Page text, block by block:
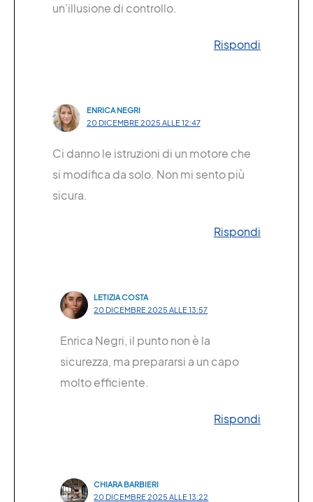
un’illusione di controllo.
Rispondi
ENRICA NEGRI
20 DICEMBRE 2025 ALLE 12:47
Ci danno le istruzioni di un motore che
si modifica da solo. Non mi sento più
sicura.
Rispondi
LETIZIA COSTA
20 DICEMBRE 2025 ALLE 13:57
Enrica Negri, il punto non è la
sicurezza, ma prepararsi a un capo
molto efficiente.
Rispondi
CHIARA BARBIERI
20 DICEMBRE 2025 ALLE 13:22